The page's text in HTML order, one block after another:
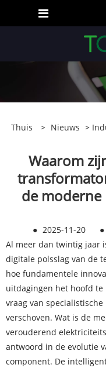
Thuis > Nieuws >
Waarom
de moderne
● 2025-11-20 ●
Al meer dan twintig jaar
digitale polsslag van de
hoe fundamentele
uitdagingen het hoofd te
vraag van
verschoven. Wat is de
verouderend
antwoord in de evolutie
component. De